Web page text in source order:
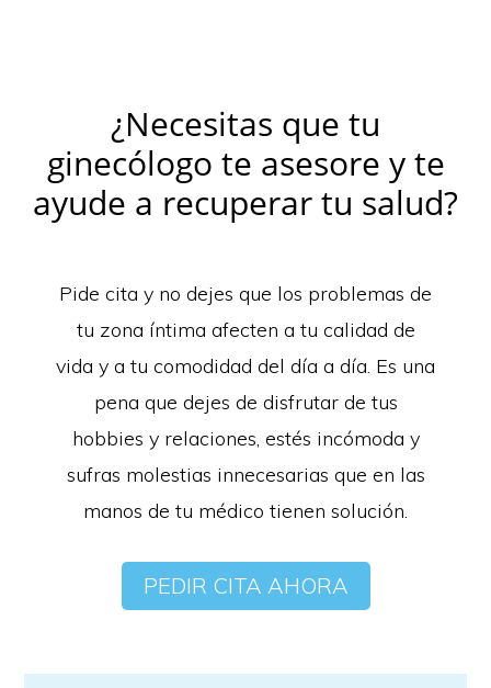
¿Necesitas que tu
ginecólogo te asesore y te
ayude a recuperar tu salud?
Pide cita y no dejes que los problemas de
tu zona íntima afecten a tu calidad de
vida y a tu comodidad del día a día. Es una
pena que dejes de disfrutar de tus
hobbies y relaciones, estés incómoda y
sufras molestias innecesarias que en las
manos de tu médico tienen solución.
PEDIR CITA AHORA